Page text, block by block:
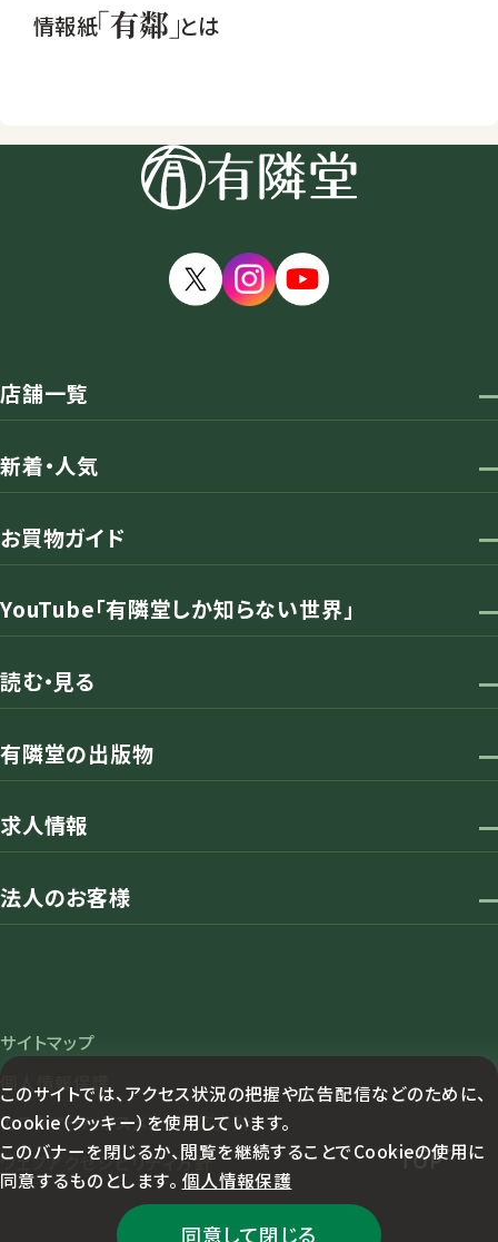
このサイトでは、アクセス状況の把握や広告配信などのために、
Cookie（クッキー）を使用しています。
このバナーを閉じるか、閲覧を継続することでCookieの使用に
同意するものとします。 個人情報保護
同意して閉じる
情報紙 とは
店舗一覧
新着・人気
お買物ガイド
YouTube「有隣堂しか知らない世界」
読む・見る
有隣堂の出版物
求人情報
法人のお客様
サイトマップ
個人情報保護
カスタマーハラスメント対応方針
ウェブアクセシビリティ方針
TOP